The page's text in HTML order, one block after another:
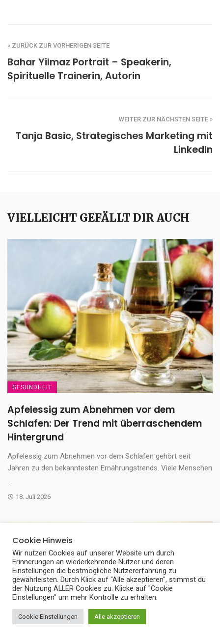
« ZURÜCK ZUR VORHERIGEN SEITE
Bahar Yilmaz Portrait – Speakerin,
Spirituelle Trainerin, Autorin
WEITER ZUR NÄCHSTEN SEITE »
Tanja Basic, Strategisches Marketing mit
LinkedIn
VIELLEICHT GEFÄLLT DIR AUCH
GESUNDHEIT
Apfelessig zum Abnehmen vor dem
Schlafen: Der Trend mit überraschendem
Hintergrund
Apfelessig zum Abnehmen vor dem Schlafen gehört seit
Jahren zu den bekanntesten Ernährungstrends. Viele Menschen
...
18. Juli 2026
Cookie Hinweis
Wir nutzen Cookies auf unserer Website um durch
Erinnerungen an wiederkehrende Nutzer und deren
Einstellungen die bestmögliche Nutzererfahrung zu
gewährleisten. Durch Klick auf "Alle akzeptieren", stimmst du
der Nutzung ALLER Cookies zu. Klicke auf "Cookie
Einstellungen" um mehr Kontrolle zu erhalten.
Cookie Einstellungen Alle akzeptieren